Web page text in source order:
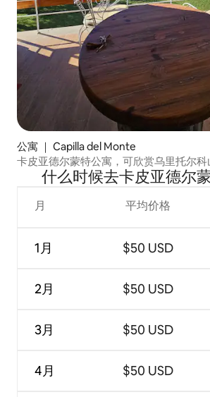
公寓 ｜ Capilla del Monte
卡皮亚德尔蒙特公寓，可欣赏乌里托尔科
什么时候去卡皮亚德尔
月
1月
2月
3月
4月
平均价格
$50 USD
$50 USD
$50 USD
$50 USD